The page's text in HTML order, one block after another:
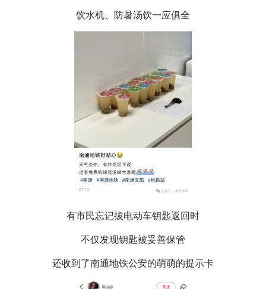
饮水机、防暑汤饮一应俱全
有市民忘记拔电动车钥匙返回时
不仅发现钥匙被妥善保管
还收到了南通地铁公安的萌萌的提示卡